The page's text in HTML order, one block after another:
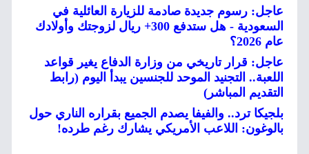
عاجل: رسوم جديدة صادمة للزيارة العائلية في
السعودية - هل ستدفع 300+ ريال لزوجتك وأولادك
عام 2026؟
عاجل: قرار تاريخي من وزارة الدفاع يغير قواعد
اللعبة.. التجنيد الموحد للجنسين يبدأ اليوم (رابط
التقديم المباشر)
بلجيكا ترد.. والفيفا يصدم الجميع بقراره الناري حول
بالوغون: اللاعب الأمريكي يشارك رغم طرده!